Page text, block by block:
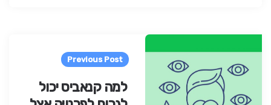
Post
navigation
Previous Post
למה קנאביס יכול